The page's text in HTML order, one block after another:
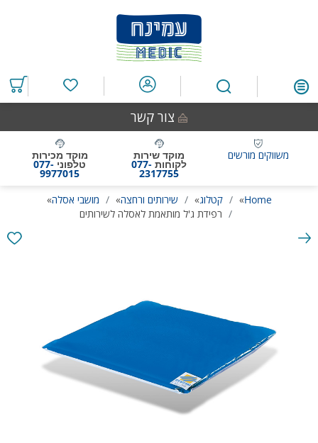
מוצרים
במועדפים
משווקים מורשים מוקד שירות
לקוחות 077-
2317755
מוקד מכירות
טלפוני 077-
9977015
צור קשר
Home
» קטלוג» שירותים ורחצה» מושבי אסלה»
רפידת ג'ל מותאמת לאסלה לשירותים
גלריית